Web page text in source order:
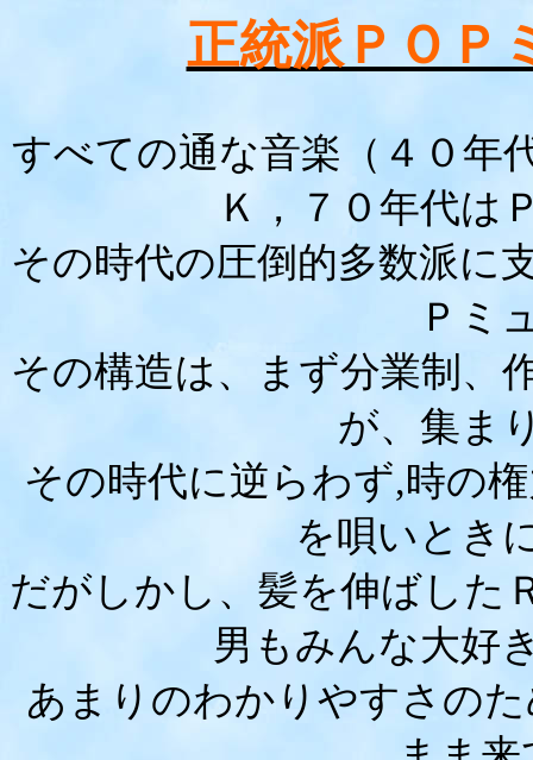
正統派ＰＯＰ
すべての通な音楽（４０年
Ｋ，７０年代は
その時代の圧倒的多数派に
Ｐミ
その構造は、まず分業制、
が、集ま
その時代に逆らわず,時の
を唄いとき
だがしかし、髪を伸ばした
男もみんな大好
あまりのわかりやすさの